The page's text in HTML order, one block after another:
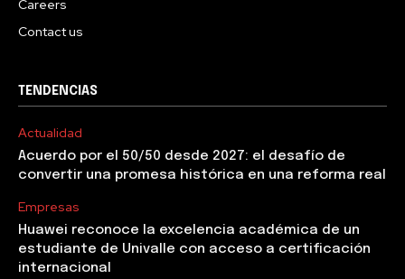
Careers
Contact us
TENDENCIAS
Actualidad
Acuerdo por el 50/50 desde 2027: el desafío de
convertir una promesa histórica en una reforma real
Empresas
Huawei reconoce la excelencia académica de un
estudiante de Univalle con acceso a certificación
internacional